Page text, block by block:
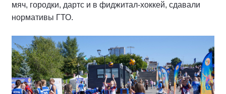
мяч, городки, дартс и в фиджитал-хоккей, сдавали
нормативы ГТО.